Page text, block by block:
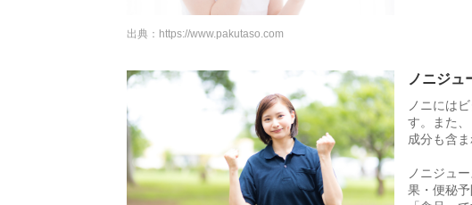
出典： https://www.pakutaso.com
ノニジュ
ノニには
す。また
成分も含ま
ノニジュ
果・便秘